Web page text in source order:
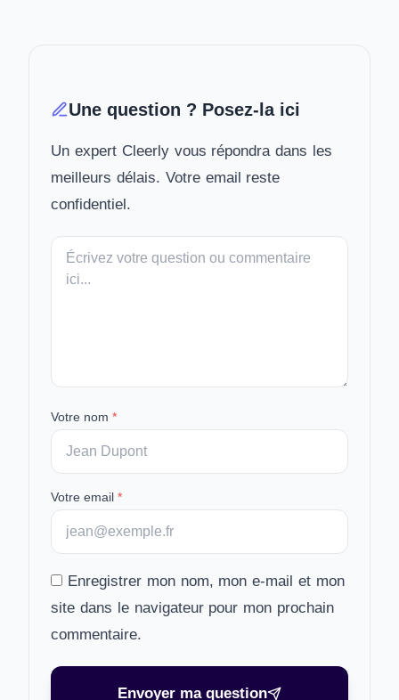
Une question ? Posez-la ici
Un expert Cleerly vous répondra dans les
meilleurs délais. Votre email reste
confidentiel.
Votre
message
Votre nom *
Votre email *
Enregistrer mon nom, mon e-mail et mon
site dans le navigateur pour mon prochain
commentaire.
Envoyer ma question